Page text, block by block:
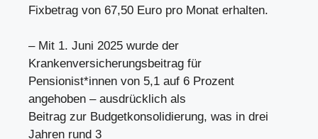
Fixbetrag von 67,50 Euro pro Monat erhalten.
– Mit 1. Juni 2025 wurde der
Krankenversicherungsbeitrag für
Pensionist*innen von 5,1 auf 6 Prozent
angehoben – ausdrücklich als
Beitrag zur Budgetkonsolidierung, was in drei
Jahren rund 3